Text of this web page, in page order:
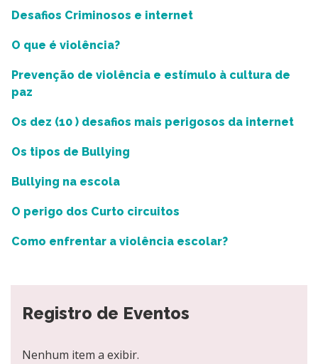
Desafios Criminosos e internet
O que é violência?
Prevenção de violência e estímulo à cultura de
paz
Os dez (10 ) desafios mais perigosos da internet
Os tipos de Bullying
Bullying na escola
O perigo dos Curto circuitos
Como enfrentar a violência escolar?
Registro de Eventos
Nenhum item a exibir.